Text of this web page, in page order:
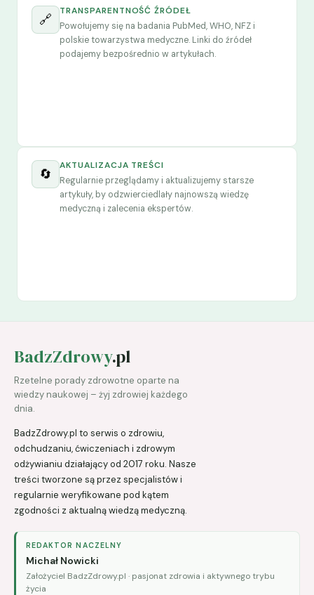
🔗
TRANSPARENTNOŚĆ ŹRÓDEŁ
Powołujemy się na badania PubMed, WHO, NFZ i
polskie towarzystwa medyczne. Linki do źródeł
podajemy bezpośrednio w artykułach.
🔄
AKTUALIZACJA TREŚCI
Regularnie przeglądamy i aktualizujemy starsze
artykuły, by odzwierciedlały najnowszą wiedzę
medyczną i zalecenia ekspertów.
BadzZdrowy.pl
Rzetelne porady zdrowotne oparte na
wiedzy naukowej – żyj zdrowiej każdego
dnia.
BadzZdrowy.pl to serwis o zdrowiu,
odchudzaniu, ćwiczeniach i zdrowym
odżywianiu działający od 2017 roku. Nasze
treści tworzone są przez specjalistów i
regularnie weryfikowane pod kątem
zgodności z aktualną wiedzą medyczną.
REDAKTOR NACZELNY
Michał Nowicki
Założyciel BadzZdrowy.pl · pasjonat zdrowia i aktywnego trybu
życia